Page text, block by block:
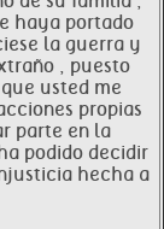
haya portado
la guerra y
, puesto
usted me
propias
parte en la
podido decidir
hecha a